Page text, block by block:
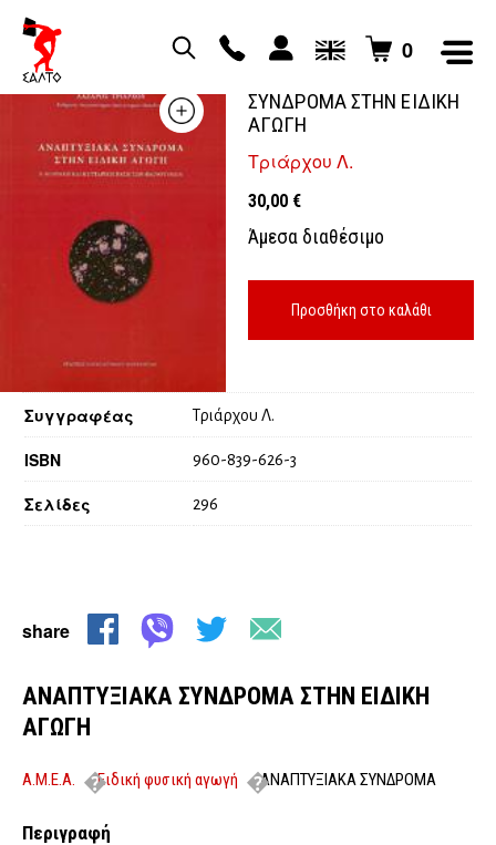
0
ΣΥΝΔΡΟΜΑ ΣΤΗΝ ΕΙΔΙΚΗ
ΑΓΩΓΗ
Τριάρχου Λ.
30,00 €
Άμεσα διαθέσιμο
Προσθήκη στο καλάθι
Συγγραφέας Τριάρχου Λ.
ISBN 960-839-626-3
Σελίδες 296
share
ΑΝΑΠΤΥΞΙΑΚΑ ΣΥΝΔΡΟΜΑ ΣΤΗΝ ΕΙΔΙΚΗ
ΑΓΩΓΗ
Α.Μ.Ε.Α. Ειδική φυσική αγωγή
ΑΝΑΠΤΥΞΙΑΚΑ ΣΥΝΔΡΟΜΑ
Περιγραφή